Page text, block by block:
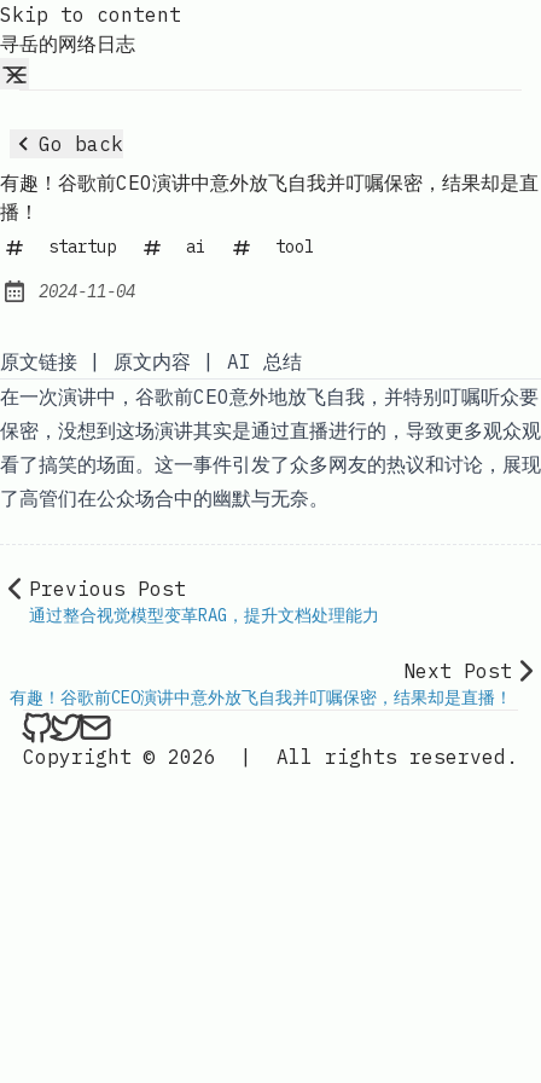
Skip to content
寻岳的网络日志
Go back
有趣！谷歌前CEO演讲中意外放飞自我并叮嘱保密，结果却是直
播！
startup ai tool
Published:
2024-11-04
原文链接 原文内容
AI 总结
在一次演讲中，谷歌前CEO意外地放飞自我，并特别叮嘱听众要
保密，没想到这场演讲其实是通过直播进行的，导致更多观众观
看了搞笑的场面。这一事件引发了众多网友的热议和讨论，展现
了高管们在公众场合中的幽默与无奈。
Previous Post
通过整合视觉模型变革RAG，提升文档处理能力
Next Post
有趣！谷歌前CEO演讲中意外放飞自我并叮嘱保密，结果却是直播！
ethan4768 on Github
ethan4768 on Twitter
Send an email to
Copyright © 2026
All rights reserved.